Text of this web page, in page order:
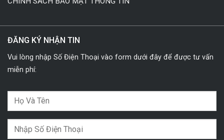
ĐĂNG KÝ NHẬN TIN
Vui lòng nhập Số Điện Thoại vào form dưới đây để được tư vấn
miễn phí: